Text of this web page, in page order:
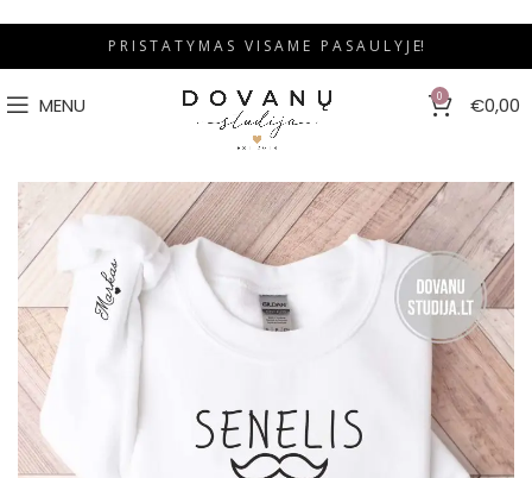
P R I S T A T Y M A S V I S A M E P A S A U L Y J E!
MENU 0 €0,00